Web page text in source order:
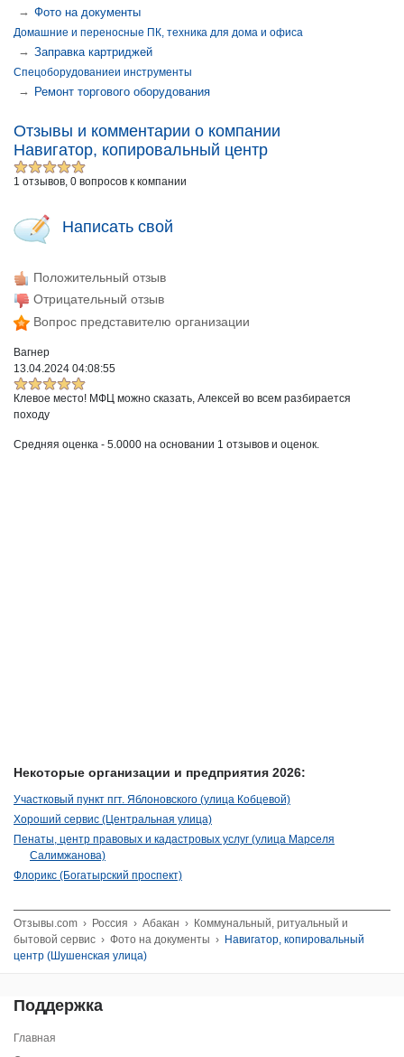
→ Фото на документы
Домашние и переносные ПК, техника для дома и офиса
→ Заправка картриджей
Спецоборудованиеи инструменты
→ Ремонт торгового оборудования
Отзывы и комментарии о компании
Навигатор, копировальный центр
1 отзывов, 0 вопросов к компании
Написать свой
Положительный отзыв
Отрицательный отзыв
Вопрос представителю организации
Вагнер
13.04.2024 04:08:55
Клевое место! МФЦ можно сказать, Алексей во всем разбирается
походу
Средняя оценка - 5.0000 на основании 1 отзывов и оценок.
Некоторые организации и предприятия 2026:
Участковый пункт пгт. Яблоновского (улица Кобцевой)
Хороший сервис (Центральная улица)
Пенаты, центр правовых и кадастровых услуг (улица Марселя
Салимжанова)
Флорикс (Богатырский проспект)
Отзывы.com › Россия › Абакан › Коммунальный, ритуальный и
бытовой сервис › Фото на документы › Навигатор, копировальный
центр (Шушенская улица)
Поддержка
Главная